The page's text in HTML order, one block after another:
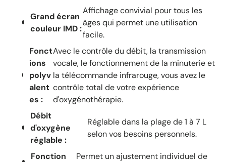
Grand écran
couleur IMD :
Affichage convivial pour tous les
âges qui permet une utilisation
facile.
Fonct
ions
polyv
alent
es :
Avec le contrôle du débit, la transmission
vocale, le fonctionnement de la minuterie et
la télécommande infrarouge, vous avez le
contrôle total de votre expérience
d'oxygénothérapie.
Débit
d'oxygène
réglable :
Réglable dans la plage de 1 à 7 L
selon vos besoins personnels.
Fonction
Permet un ajustement individuel de